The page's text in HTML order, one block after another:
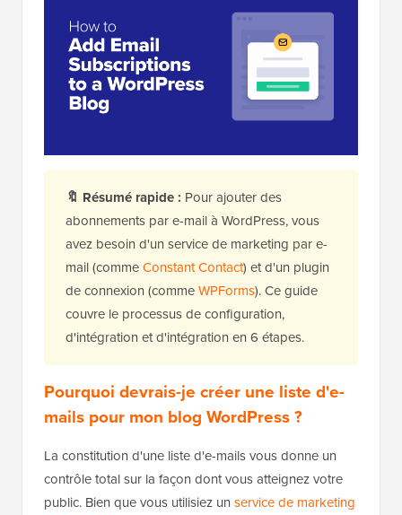
🔖 Résumé rapide : Pour ajouter des
abonnements par e-mail à WordPress, vous
avez besoin d'un service de marketing par e-
mail (commeConstant Contact) et d'un plugin
de connexion (commeWPForms). Ce guide
couvre le processus de configuration,
d'intégration et d'intégration en 6 étapes.
Pourquoi devrais-je créer une liste d'e-
mails pour mon blog WordPress ?
La constitution d'une liste d'e-mails vous donne un
contrôle total sur la façon dont vous atteignez votre
public. Bien que vous utilisiez un service de marketing